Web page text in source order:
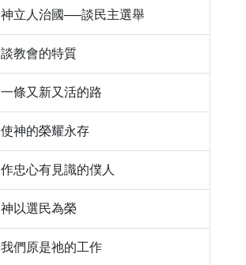
神立人治國──談民主選舉
談教會的特質
一條又新又活的路
使神的榮耀永存
作忠心有見識的僕人
​神以選民為榮
​我們原是祂的工作